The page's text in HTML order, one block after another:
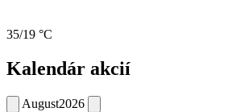
35/19 °C
Kalendár akcií
August2026